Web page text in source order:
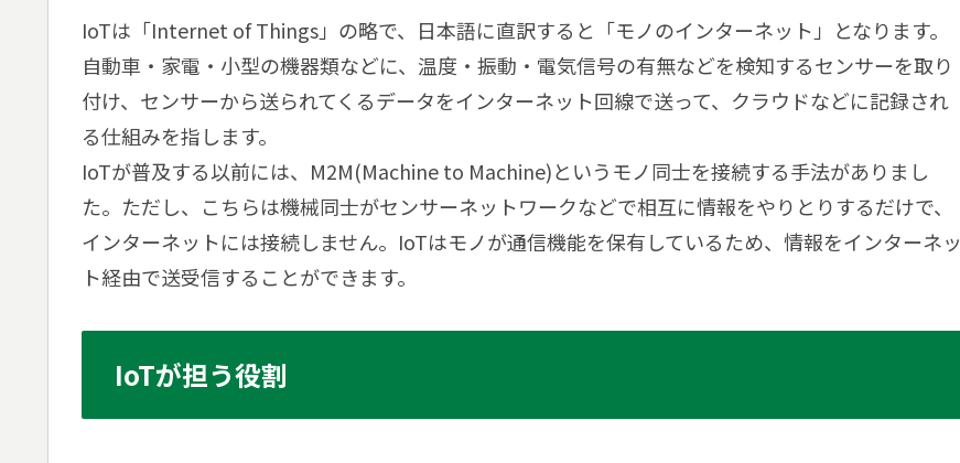
IoTは「Internet of Things」の略で、日本語に直訳すると「モノのインターネット」となります。
自動車・家電・小型の機器類などに、温度・振動・電気信号の有無などを検知するセンサーを取り
付け、センサーから送られてくるデータをインターネット回線で送って、クラウドなどに記録され
る仕組みを指します。
IoTが普及する以前には、M2M(Machine to Machine)というモノ同士を接続する手法がありまし
た。ただし、こちらは機械同士がセンサーネットワークなどで相互に情報をやりとりするだけで、
インターネットには接続しません。IoTはモノが通信機能を保有しているため、情報をインターネッ
ト経由で送受信することができます。
IoTが担う役割